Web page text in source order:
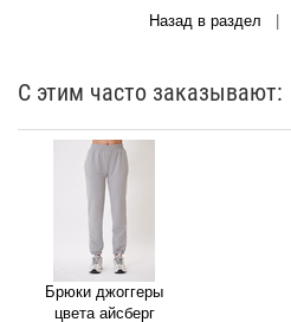
Назад в раздел
С этим часто заказывают:
Брюки джоггеры
цвета айсберг